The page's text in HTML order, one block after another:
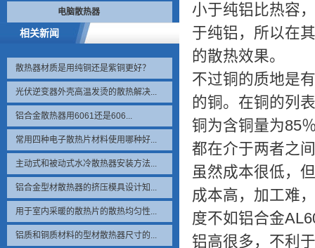
电脑散热器
相关新闻
散热器材质是用纯铜还是紫铜更好？
光伏逆变器外壳高温发烫的散热解决...
铝合金散热器用6061还是606...
常用四种电子散热片材料使用哪种好...
主动式和被动式水冷散热器安装方法...
铝合金型材散热器的挤压模具设计知...
用于室内采暖的散热片的散热均匀性...
铝质和铜质材料的型材散热器尺寸的...
小于纯铝比热容
于纯铝，所以在
的散热效果。
不过铜的质地是
的铜。在铜的列
铜为含铜量为85
都在介于两者之
虽然成本很低，
成本高，加工难
度不如铝合金
铝高很多，不利